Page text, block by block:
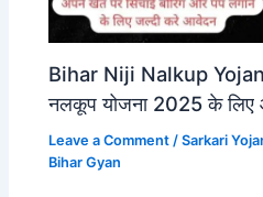
Bihar Niji Nalkup
नलकूप योजना 2025 के
Leave a Comment /Sarkari
Bihar Gyan